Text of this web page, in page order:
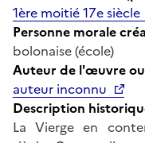
1ère moitié 17e siècle
Personne morale
bolonaise (école)
Auteur de l'œuvre
auteur inconnu
Description
La Vierge en